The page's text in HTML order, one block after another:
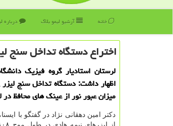
خانه آرشیو لیمو بلاگ درباره
اختراع دستگاه تداخل سنج
لرستان استادیار گروه فیزیک
میزان عبور نور از عینک های محافظ
دکتر امین دهقانی نژاد در گفتگو با